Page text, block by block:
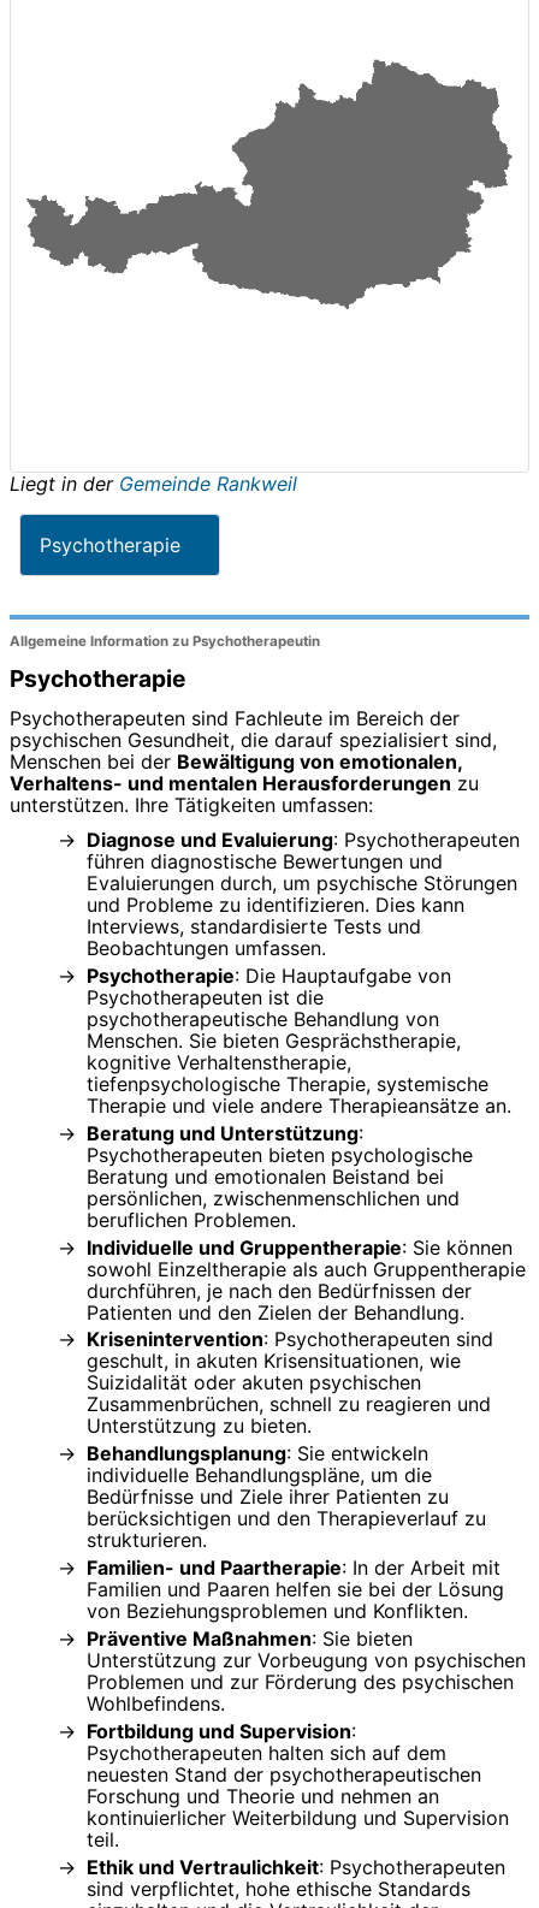
Liegt in der Gemeinde Rankweil
Psychotherapie
Allgemeine Information zu Psychotherapeutin
Psychotherapie
Psychotherapeuten sind Fachleute im Bereich der
psychischen Gesundheit, die darauf spezialisiert sind,
Menschen bei der Bewältigung von emotionalen,
Verhaltens- und mentalen Herausforderungen zu
unterstützen. Ihre Tätigkeiten umfassen:
Diagnose und Evaluierung: Psychotherapeuten
führen diagnostische Bewertungen und
Evaluierungen durch, um psychische Störungen
und Probleme zu identifizieren. Dies kann
Interviews, standardisierte Tests und
Beobachtungen umfassen.
Psychotherapie: Die Hauptaufgabe von
Psychotherapeuten ist die
psychotherapeutische Behandlung von
Menschen. Sie bieten Gesprächstherapie,
kognitive Verhaltenstherapie,
tiefenpsychologische Therapie, systemische
Therapie und viele andere Therapieansätze an.
Beratung und Unterstützung:
Psychotherapeuten bieten psychologische
Beratung und emotionalen Beistand bei
persönlichen, zwischenmenschlichen und
beruflichen Problemen.
Individuelle und Gruppentherapie: Sie können
sowohl Einzeltherapie als auch Gruppentherapie
durchführen, je nach den Bedürfnissen der
Patienten und den Zielen der Behandlung.
Krisenintervention: Psychotherapeuten sind
geschult, in akuten Krisensituationen, wie
Suizidalität oder akuten psychischen
Zusammenbrüchen, schnell zu reagieren und
Unterstützung zu bieten.
Behandlungsplanung: Sie entwickeln
individuelle Behandlungspläne, um die
Bedürfnisse und Ziele ihrer Patienten zu
berücksichtigen und den Therapieverlauf zu
strukturieren.
Familien- und Paartherapie: In der Arbeit mit
Familien und Paaren helfen sie bei der Lösung
von Beziehungsproblemen und Konflikten.
Präventive Maßnahmen: Sie bieten
Unterstützung zur Vorbeugung von psychischen
Problemen und zur Förderung des psychischen
Wohlbefindens.
Fortbildung und Supervision:
Psychotherapeuten halten sich auf dem
neuesten Stand der psychotherapeutischen
Forschung und Theorie und nehmen an
kontinuierlicher Weiterbildung und Supervision
teil.
Ethik und Vertraulichkeit: Psychotherapeuten
sind verpflichtet, hohe ethische Standards